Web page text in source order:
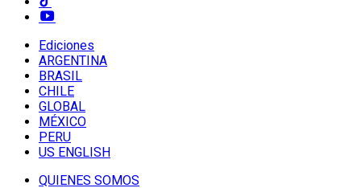
Ediciones
ARGENTINA
BRASIL
CHILE
GLOBAL
MÉXICO
PERU
US ENGLISH
QUIENES SOMOS